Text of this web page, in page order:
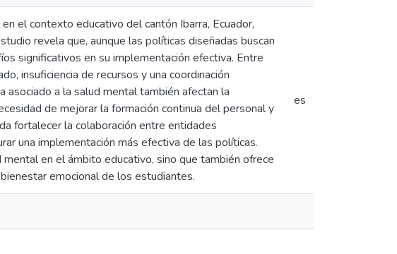
el contexto educativo del cantón Ibarra, Ecuador,
revela que, aunque las políticas diseñadas buscan
significativos en su implementación efectiva. Entre
insuficiencia de recursos y una coordinación
asociado a la salud mental también afectan la
de mejorar la formación continua del personal y
fortalecer la colaboración entre entidades
una implementación más efectiva de las políticas.
en el ámbito educativo, sino que también ofrece
emocional de los estudiantes.
es